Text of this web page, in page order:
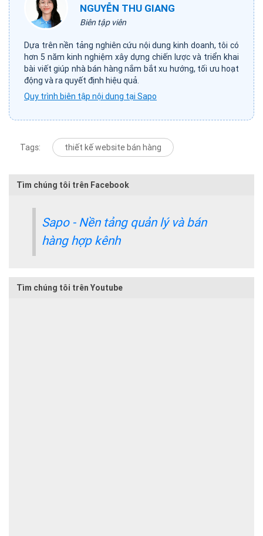
NGUYỄN THU GIANG
Biên tập viên
Dựa trên nền tảng nghiên cứu nội dung kinh doanh, tôi có
hơn 5 năm kinh nghiệm xây dựng chiến lược và triển khai
bài viết giúp nhà bán hàng nắm bắt xu hướng, tối ưu hoạt
động và ra quyết định hiệu quả.
Quy trình biên tập nội dung tại Sapo
Tags: thiết kế website bán hàng
Tìm chúng tôi trên Facebook
Sapo - Nền tảng quản lý và bán
hàng hợp kênh
Tìm chúng tôi trên Youtube